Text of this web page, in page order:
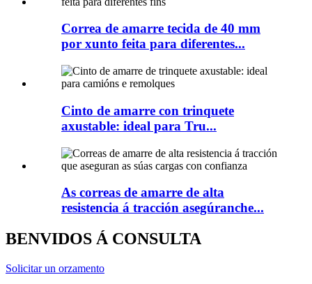
Correa de amarre tecida de 40 mm
por xunto feita para diferentes...
Cinto de amarre con trinquete
axustable: ideal para Tru...
As correas de amarre de alta
resistencia á tracción asegúranche...
BENVIDOS Á CONSULTA
Solicitar un orzamento